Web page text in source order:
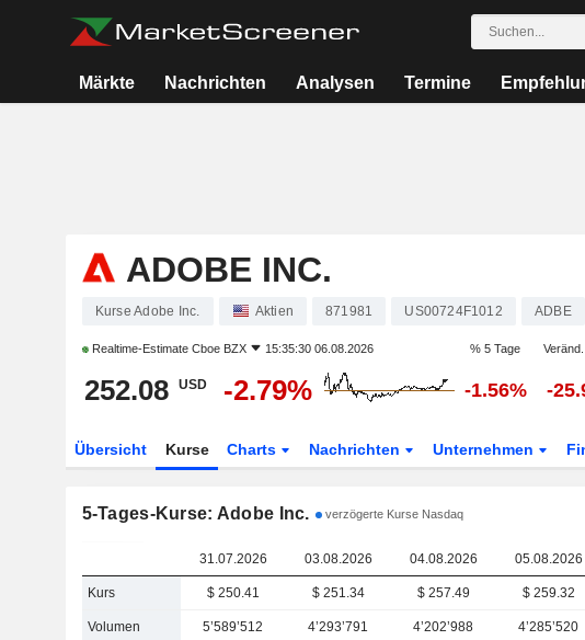
Märkte Nachrichten Analysen Termine
ADOBE INC.
Kurse Adobe Inc. Aktien 871981 US00724F1012 ADBE
Realtime-Estimate Cboe BZX 15:35:30 06.08.2026 % 5 Tage
252.08 USD -2.79% -1.56% -
Übersicht Kurse Charts Nachrichten Unternehmen
5-Tages-Kurse: Adobe Inc. verzögerte Kurse Nasdaq
31.07.2026 03.08.2026 04.08.2026 05.08.2026
Kurs $ 250.41 $ 251.34 $ 257.49 $ 259.32
Volumen 5’589’512 4’293’791 4’202’988 4’285’520